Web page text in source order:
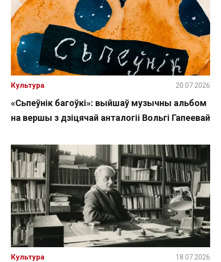
«Сьпеўнік багоўкі»: выйшаў музычны альбом
на вершы з дзіцячай анталогіі Вольгі Гапеевай
Культура 20.07.2026
Культура 18.07.2026